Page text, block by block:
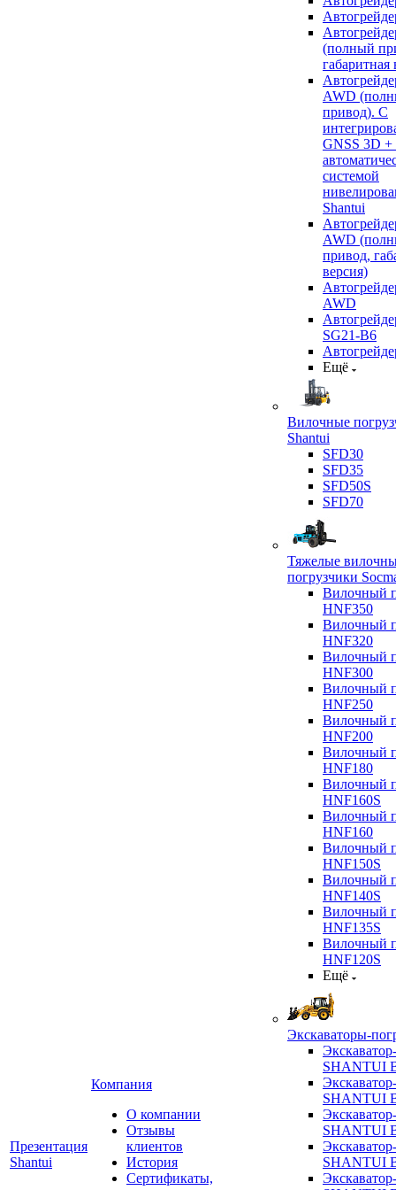
Презентация
Shantui
Компания
О компании
Отзывы
клиентов
История
Сертификаты,
(полный
габаритная
AWD
привод). С
GNSS 3D +
системой
Shantui
AWD
привод,
версия)
AWD
SG21-B6
Ещё
Вилочные
Shantui
SFD30
SFD35
SFD50S
SFD70
Тяжелые
погрузчики
Вилочный
HNF350
Вилочный
HNF320
Вилочный
HNF300
Вилочный
HNF250
Вилочный
HNF200
Вилочный
HNF180
Вилочный
HNF160S
Вилочный
HNF160
Вилочный
HNF150S
Вилочный
HNF140S
Вилочный
HNF135S
Вилочный
HNF120S
Ещё
Экскаваторы-
SHANTUI
SHANTUI
SHANTUI
SHANTUI